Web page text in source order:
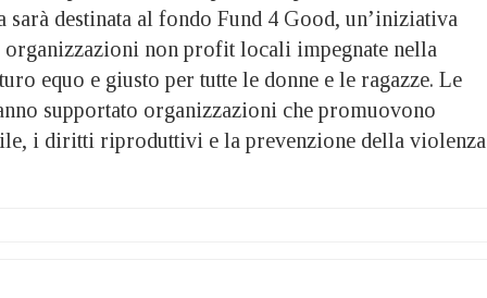
destinata al fondo Fund 4 Good, un’iniziativa
organizzazioni non profit locali impegnate nella
equo e giusto per tutte le donne e le ragazze. Le
supportato organizzazioni che promuovono
i diritti riproduttivi e la prevenzione della violenza